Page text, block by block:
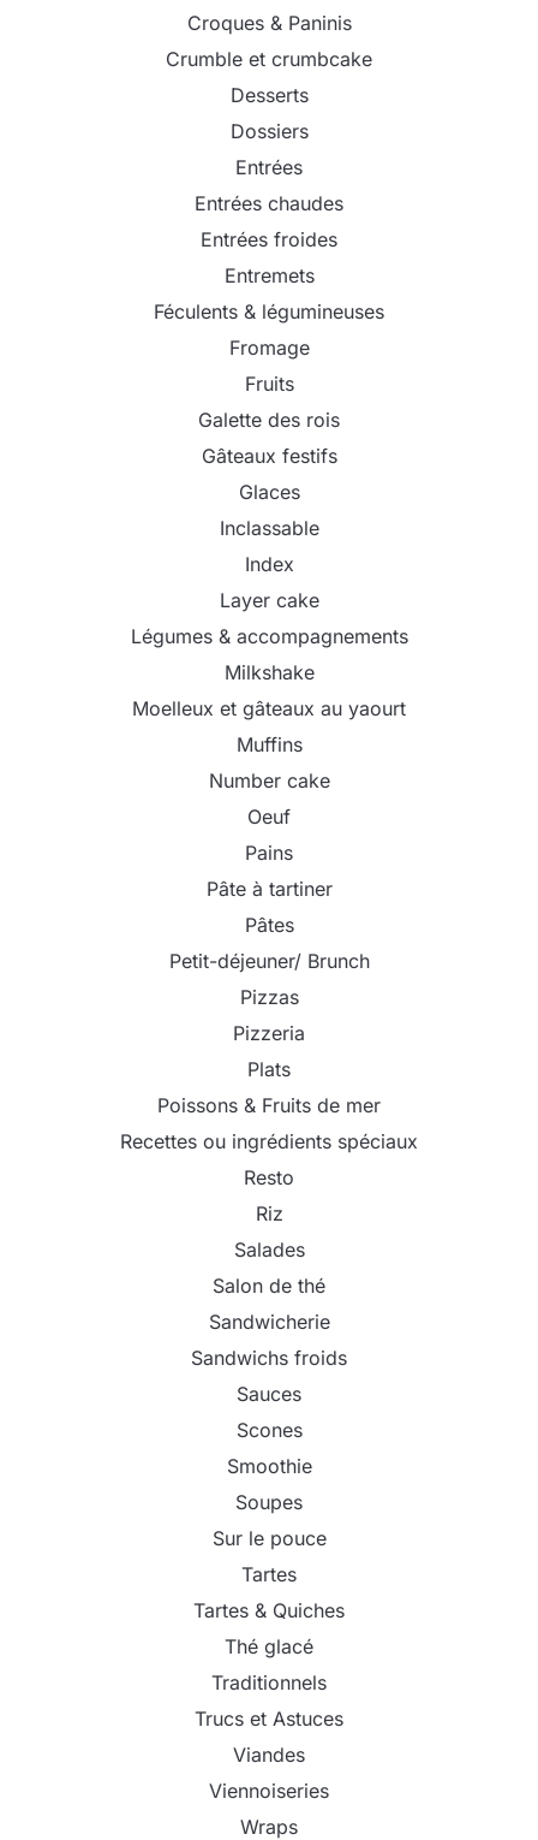
Croques & Paninis
Crumble et crumbcake
Desserts
Dossiers
Entrées
Entrées chaudes
Entrées froides
Entremets
Féculents & légumineuses
Fromage
Fruits
Galette des rois
Gâteaux festifs
Glaces
Inclassable
Index
Layer cake
Légumes & accompagnements
Milkshake
Moelleux et gâteaux au yaourt
Muffins
Number cake
Oeuf
Pains
Pâte à tartiner
Pâtes
Petit-déjeuner/ Brunch
Pizzas
Pizzeria
Plats
Poissons & Fruits de mer
Recettes ou ingrédients spéciaux
Resto
Riz
Salades
Salon de thé
Sandwicherie
Sandwichs froids
Sauces
Scones
Smoothie
Soupes
Sur le pouce
Tartes
Tartes & Quiches
Thé glacé
Traditionnels
Trucs et Astuces
Viandes
Viennoiseries
Wraps